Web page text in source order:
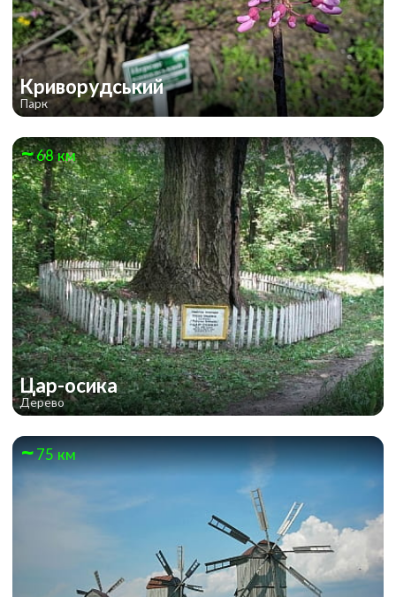
Криворудський
Парк
68 км
Цар-осика
Дерево
75 км